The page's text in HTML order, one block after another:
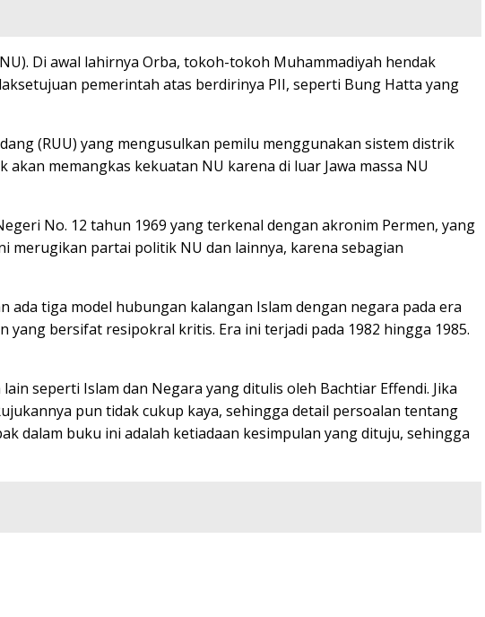
Di awal lahirnya Orba, tokoh-tokoh Muhammadiyah hendak
pemerintah atas berdirinya PII, seperti Bung Hatta yang
(RUU) yang mengusulkan pemilu menggunakan sistem distrik
memangkas kekuatan NU karena di luar Jawa massa NU
No. 12 tahun 1969 yang terkenal dengan akronim Permen, yang
partai politik NU dan lainnya, karena sebagian
tiga model hubungan kalangan Islam dengan negara pada era
bersifat resipokral kritis. Era ini terjadi pada 1982 hingga 1985.
seperti Islam dan Negara yang ditulis oleh Bachtiar Effendi. Jika
pun tidak cukup kaya, sehingga detail persoalan tentang
dalam buku ini adalah ketiadaan kesimpulan yang dituju, sehingga